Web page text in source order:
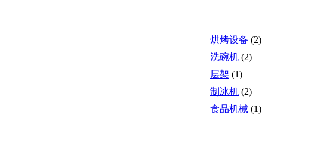
烘烤设备 (2)
洗碗机 (2)
层架 (1)
制冰机 (2)
食品机械 (1)